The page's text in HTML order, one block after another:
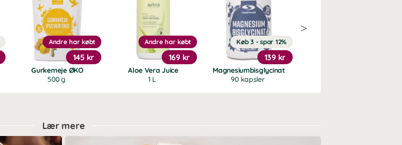
Gurkemeje ØKO
500 g
Andre har købt
145 kr
Aloe Vera Juice
1 L
Andre har købt
169 kr
Magnesiumbisglycinat
90 kapsler
Køb 3 - spar 12%
139 kr
Lær mere